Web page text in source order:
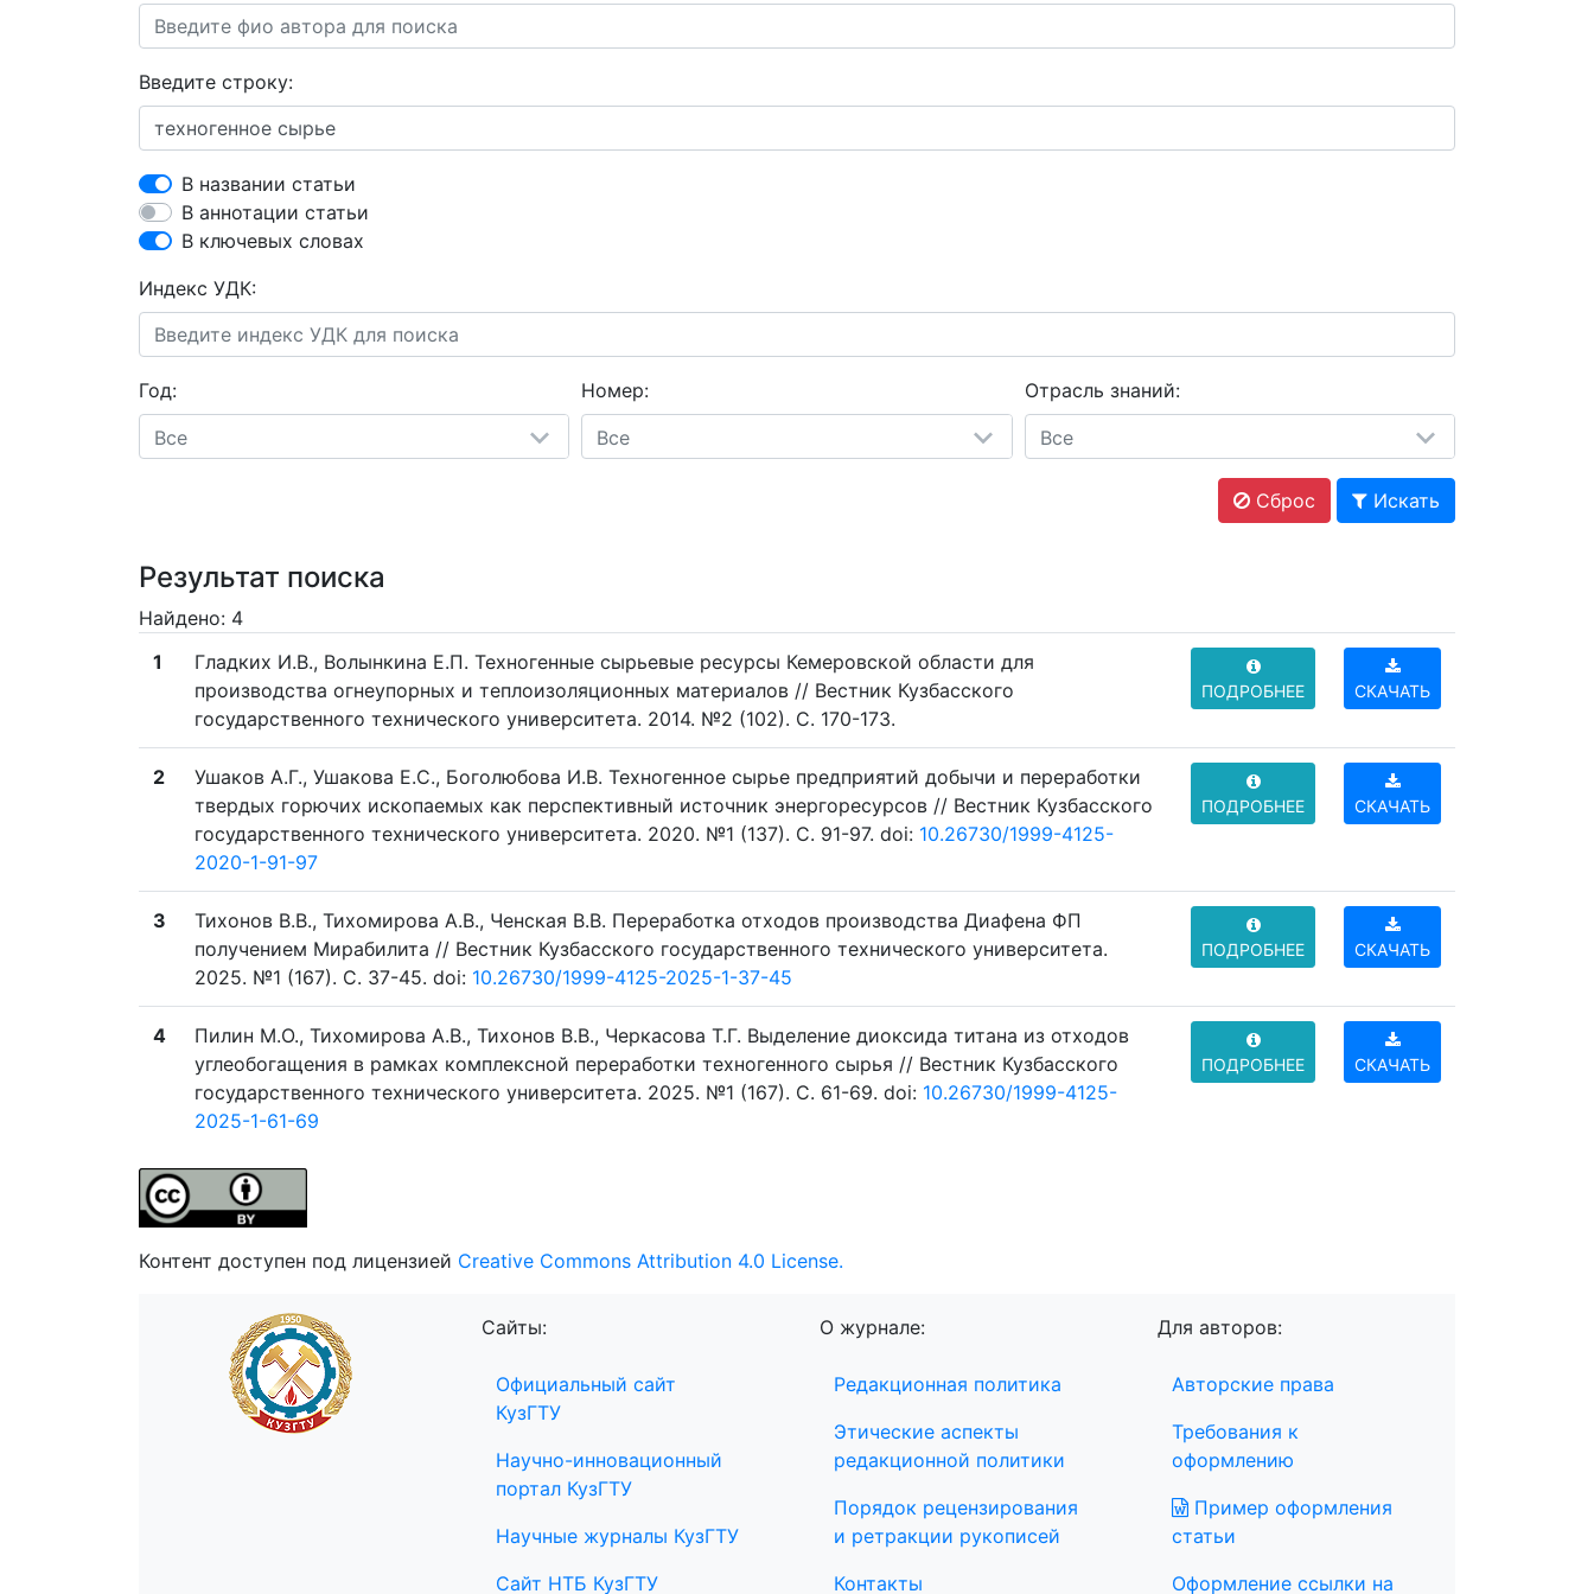
Введите строку:
В названии статьи
В аннотации статьи
В ключевых словах
Индекс УДК:
Год:
Все
Номер:
Все
Отрасль знаний:
Все
Сброс Искать
Результат поиска
Найдено: 4
1
Гладких И.В., Волынкина Е.П. Техногенные сырьевые ресурсы Кемеровской области для
производства огнеупорных и теплоизоляционных материалов // Вестник Кузбасского
государственного технического университета. 2014. №2 (102). C. 170-173.
ПОДРОБНЕЕ СКАЧАТЬ
2
Ушаков А.Г., Ушакова Е.С., Боголюбова И.В. Техногенное сырье предприятий добычи и переработки
твердых горючих ископаемых как перспективный источник энергоресурсов // Вестник Кузбасского
государственного технического университета. 2020. №1 (137). C. 91-97. doi: 10.26730/1999-4125-
2020-1-91-97
ПОДРОБНЕЕ СКАЧАТЬ
3
Тихонов В.В., Тихомирова А.В., Ченская В.В. Переработка отходов производства Диафена ФП
получением Мирабилита // Вестник Кузбасского государственного технического университета.
2025. №1 (167). C. 37-45. doi: 10.26730/1999-4125-2025-1-37-45
ПОДРОБНЕЕ СКАЧАТЬ
4
Пилин М.О., Тихомирова А.В., Тихонов В.В., Черкасова Т.Г. Выделение диоксида титана из отходов
углеобогащения в рамках комплексной переработки техногенного сырья // Вестник Кузбасского
государственного технического университета. 2025. №1 (167). C. 61-69. doi: 10.26730/1999-4125-
2025-1-61-69
ПОДРОБНЕЕ СКАЧАТЬ
Контент доступен под лицензией Creative Commons Attribution 4.0 License.
Сайты:
Официальный сайт
КузГТУ
Научно-инновационный
портал КузГТУ
Научные журналы КузГТУ
Сайт НТБ КузГТУ
О журнале:
Редакционная политика
Этические аспекты
редакционной политики
Порядок рецензирования
и ретракции рукописей
Контакты
Для авторов:
Авторские права
Требования к
оформлению
Пример оформления
статьи
Оформление ссылки на